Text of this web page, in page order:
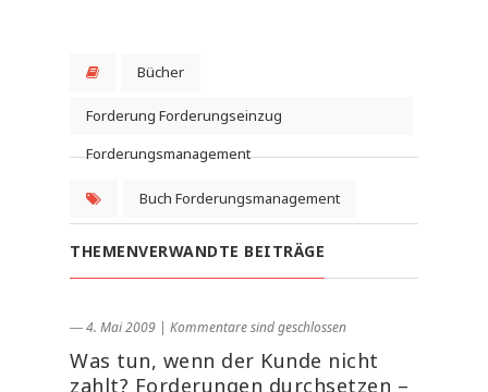
Bücher
Forderung Forderungseinzug
Forderungsmanagement
Buch Forderungsmanagement
THEMENVERWANDTE BEITRÄGE
― 4. Mai 2009 | Kommentare sind geschlossen
Was tun, wenn der Kunde nicht
zahlt? Forderungen durchsetzen –